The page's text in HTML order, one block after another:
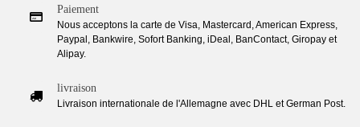
Paiement
Nous acceptons la carte de Visa, Mastercard, American Express,
Paypal, Bankwire, Sofort Banking, iDeal, BanContact, Giropay et
Alipay.
livraison
Livraison internationale de l'Allemagne avec DHL et German Post.